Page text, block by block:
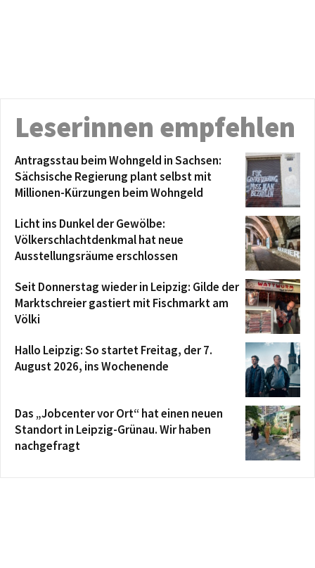
Leserinnen empfehlen
Antragsstau beim Wohngeld in Sachsen:
Sächsische Regierung plant selbst mit
Millionen-Kürzungen beim Wohngeld
Licht ins Dunkel der Gewölbe:
Völkerschlachtdenkmal hat neue
Ausstellungsräume erschlossen
Seit Donnerstag wieder in Leipzig: Gilde der
Marktschreier gastiert mit Fischmarkt am
Völki
Hallo Leipzig: So startet Freitag, der 7.
August 2026, ins Wochenende
Das „Jobcenter vor Ort“ hat einen neuen
Standort in Leipzig-Grünau. Wir haben
nachgefragt